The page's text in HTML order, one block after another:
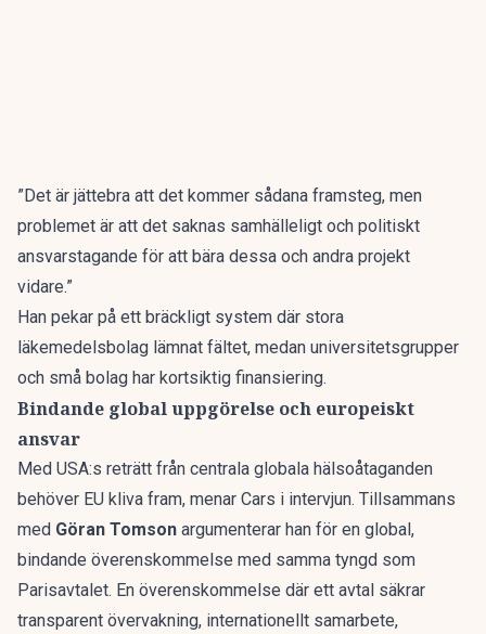
”Det är jättebra att det kommer sådana framsteg, men
problemet är att det saknas samhälleligt och politiskt
ansvarstagande för att bära dessa och andra projekt
vidare.”
Han pekar på ett bräckligt system där stora
läkemedelsbolag lämnat fältet, medan universitetsgrupper
och små bolag har kortsiktig finansiering.
Bindande global uppgörelse och europeiskt
ansvar
Med USA:s reträtt från centrala globala hälsoåtaganden
behöver EU kliva fram, menar Cars i intervjun. Tillsammans
med Göran Tomson argumenterar han för en global,
bindande överenskommelse med samma tyngd som
Parisavtalet. En överenskommelse där ett avtal säkrar
transparent övervakning, internationellt samarbete,